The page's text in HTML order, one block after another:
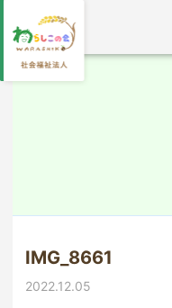
IMG_8661
2022.12.05